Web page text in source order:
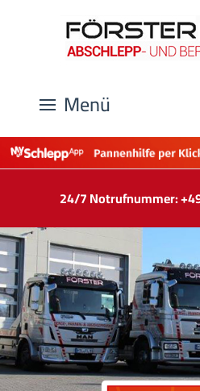
Menü
24/7 Notrufnummer: